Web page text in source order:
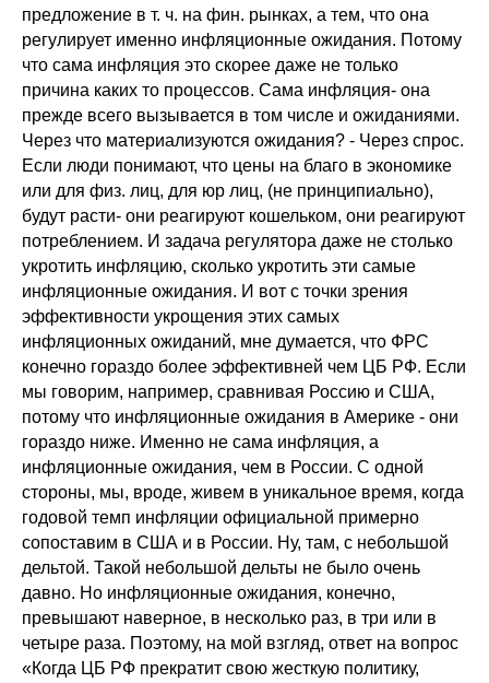
предложение в т. ч. на фин. рынках, а тем, что она
регулирует именно инфляционные ожидания. Потому
что сама инфляция это скорее даже не только
причина каких то процессов. Сама инфляция- она
прежде всего вызывается в том числе и ожиданиями.
Через что материализуются ожидания? - Через спрос.
Если люди понимают, что цены на благо в экономике
или для физ. лиц, для юр лиц, (не принципиально),
будут расти- они реагируют кошельком, они реагируют
потреблением. И задача регулятора даже не столько
укротить инфляцию, сколько укротить эти самые
инфляционные ожидания. И вот с точки зрения
эффективности укрощения этих самых
инфляционных ожиданий, мне думается, что ФРС
конечно гораздо более эффективней чем ЦБ РФ. Если
мы говорим, например, сравнивая Россию и США,
потому что инфляционные ожидания в Америке - они
гораздо ниже. Именно не сама инфляция, а
инфляционные ожидания, чем в России. С одной
стороны, мы, вроде, живем в уникальное время, когда
годовой темп инфляции официальной примерно
сопоставим в США и в России. Ну, там, с небольшой
дельтой. Такой небольшой дельты не было очень
давно. Но инфляционные ожидания, конечно,
превышают наверное, в несколько раз, в три или в
четыре раза. Поэтому, на мой взгляд, ответ на вопрос
«Когда ЦБ РФ прекратит свою жесткую политику,